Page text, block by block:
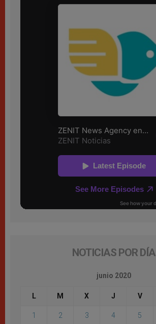
NOTICIAS POR DÍA
junio 2020
L M X J V
1 2 3 4 5